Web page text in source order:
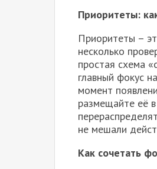
Приоритеты:
Приоритеты –
несколько
простая схема
главный фокус
момент
размещайте её
не мешали
Как сочетать